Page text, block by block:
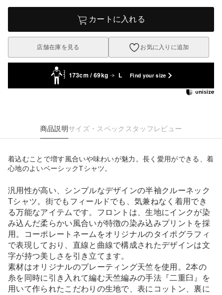
カートに入れる
店舗在庫を見る お気に入りに追加
173cm / 69kg L Find your size
商品説明サイズ・スペック スタッフレビュー
着込むことで増す風合いや味わいが魅力。長く愛用ができる、着
心地のよいベーシックTシャツ。
汎用性が高い、シンプルなデザインの半袖クルーネック
Tシャツ。街でもフィールドでも、気兼ねなく着用でき
る万能なアイテムです。フロントは、生地にインクが染
み込んだ柔らかい風合いが特徴の染み込みプリントを採
用。コーポレートネームをオリジナルのタイポグラフィ
で表現しており、直線と曲線で構成されたデザインは文
字が持つ美しさを引き立てます。
素材はオリジナルのプレーティング天竺を使用。2本の
糸を同時に引き入れて編む天竺編みの手法『二重臼』を
用いて作られたこだわりの生地で、表にコットン、裏に